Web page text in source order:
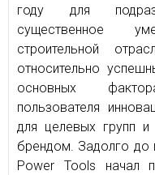
году для
существенное
строительной
относительно
основных
пользователя
для целевых групп и
брендом. Задолго до
Power Tools начал